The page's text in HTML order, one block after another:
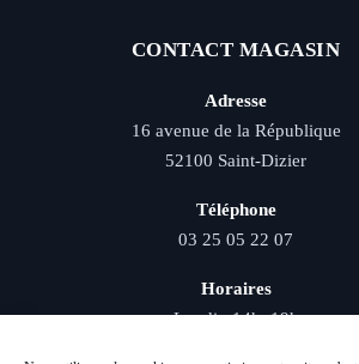
CONTACT MAGASIN
Adresse
16 avenue de la République
52100 Saint-Dizier
Téléphone
03 25 05 22 07
Horaires
Lundi : 14h–19h